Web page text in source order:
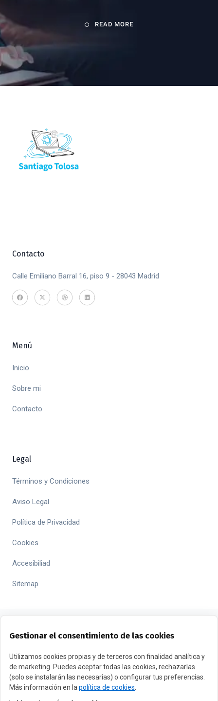
READ MORE
Contacto
Calle Emiliano Barral 16, piso 9 - 28043 Madrid
Menú
Inicio
Sobre mi
Contacto
Legal
Términos y Condiciones
Aviso Legal
Política de Privacidad
Cookies
Accesibiliad
Sitemap
Gestionar el consentimiento de las cookies
Utilizamos cookies propias y de terceros con finalidad analítica y
de marketing. Puedes aceptar todas las cookies, rechazarlas
(solo se instalarán las necesarias) o configurar tus preferencias.
Más información en la política de cookies
FINANCIADO POR LA UNIÓN EUROPEA CON EL PROGRAMA
KIT DIGITAL POR LOS FONDOS NEXT GENERATION (EU) DEL
MECANISMO DE RECUPERACIÓN Y RESILENCIA